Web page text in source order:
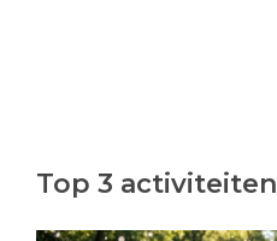
Top 3 activiteiten